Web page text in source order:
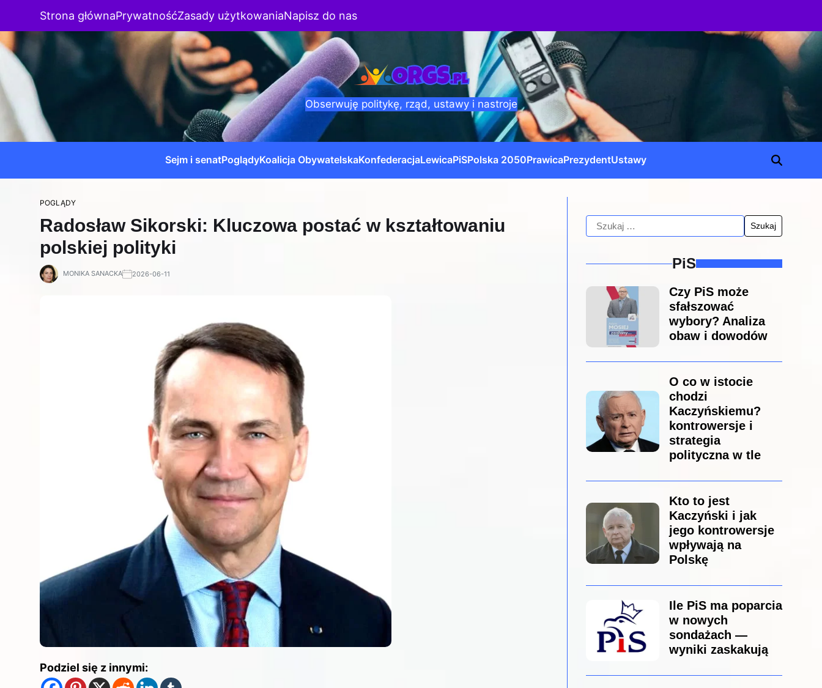
Strona głównaPrywatnośćZasady użytkowaniaNapisz do nas
Obserwuję politykę, rząd, ustawy i nastroje
Sejm i senatPoglądyKoalicja ObywatelskaKonfederacjaLewicaPiSPolska 2050PrawicaPrezydentUstawy
POGLĄDY
Radosław Sikorski: Kluczowa postać w kształtowaniu
polskiej polityki
MONIKA SANACKA 2026-06-11
Podziel się z innymi:
PiS
Czy PiS może
sfałszować
wybory? Analiza
obaw i dowodów
O co w istocie
chodzi
Kaczyńskiemu?
kontrowersje i
strategia
polityczna w tle
Kto to jest
Kaczyński i jak
jego kontrowersje
wpływają na
Polskę
Ile PiS ma poparcia
w nowych
sondażach —
wyniki zaskakują